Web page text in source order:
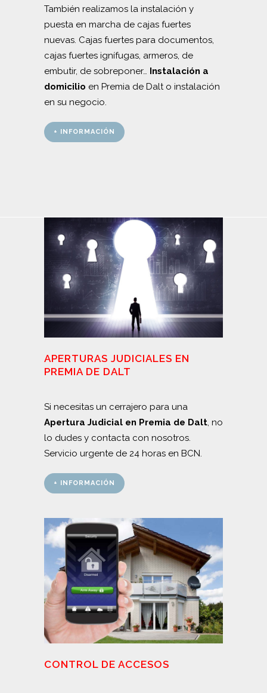
También realizamos la instalación y
puesta en marcha de cajas fuertes
nuevas. Cajas fuertes para documentos,
cajas fuertes ignífugas, armeros, de
embutir, de sobreponer… Instalación a
domicilio en Premia de Dalt o instalación
en su negocio.
+ INFORMACIÓN
APERTURAS JUDICIALES EN
PREMIA DE DALT
Si necesitas un cerrajero para una
Apertura Judicial en Premia de Dalt , no
lo dudes y contacta con nosotros.
Servicio urgente de 24 horas en BCN.
+ INFORMACIÓN
CONTROL DE ACCESOS